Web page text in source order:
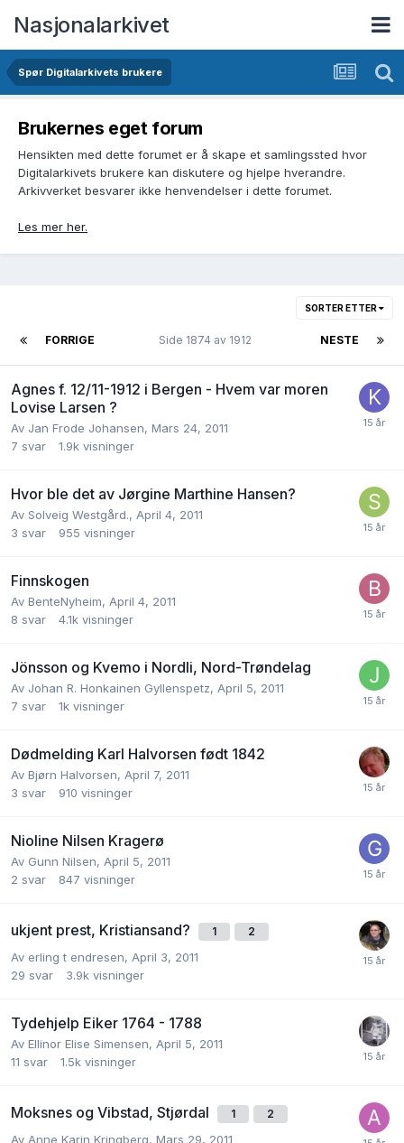
Nasjonalarkivet
Spør Digitalarkivets brukere
Brukernes eget forum
Hensikten med dette forumet er å skape et samlingssted hvor
Digitalarkivets brukere kan diskutere og hjelpe hverandre.
Arkivverket besvarer ikke henvendelser i dette forumet.
Les mer her.
SORTER ETTER
FORRIGE NESTE
Side 1874 av 1912
Agnes f. 12/11-1912 i Bergen - Hvem var moren
Lovise Larsen ?
Av Jan Frode Johansen, Mars 24, 2011
7 svar 1.9k visninger
Hvor ble det av Jørgine Marthine Hansen?
Av Solveig Westgård., April 4, 2011
3 svar 955 visninger
Finnskogen
Av BenteNyheim, April 4, 2011
8 svar 4.1k visninger
Jönsson og Kvemo i Nordli, Nord-Trøndelag
Av Johan R. Honkainen Gyllenspetz, April 5, 2011
7 svar 1k visninger
Dødmelding Karl Halvorsen født 1842
Av Bjørn Halvorsen, April 7, 2011
3 svar 910 visninger
Nioline Nilsen Kragerø
Av Gunn Nilsen, April 5, 2011
2 svar 847 visninger
ukjent prest, Kristiansand? 1 2
Av erling t endresen, April 3, 2011
29 svar 3.9k visninger
Tydehjelp Eiker 1764 - 1788
Av Ellinor Elise Simensen, April 5, 2011
11 svar 1.5k visninger
Moksnes og Vibstad, Stjørdal 1 2
Av Anne Karin Kringberg, Mars 29, 2011